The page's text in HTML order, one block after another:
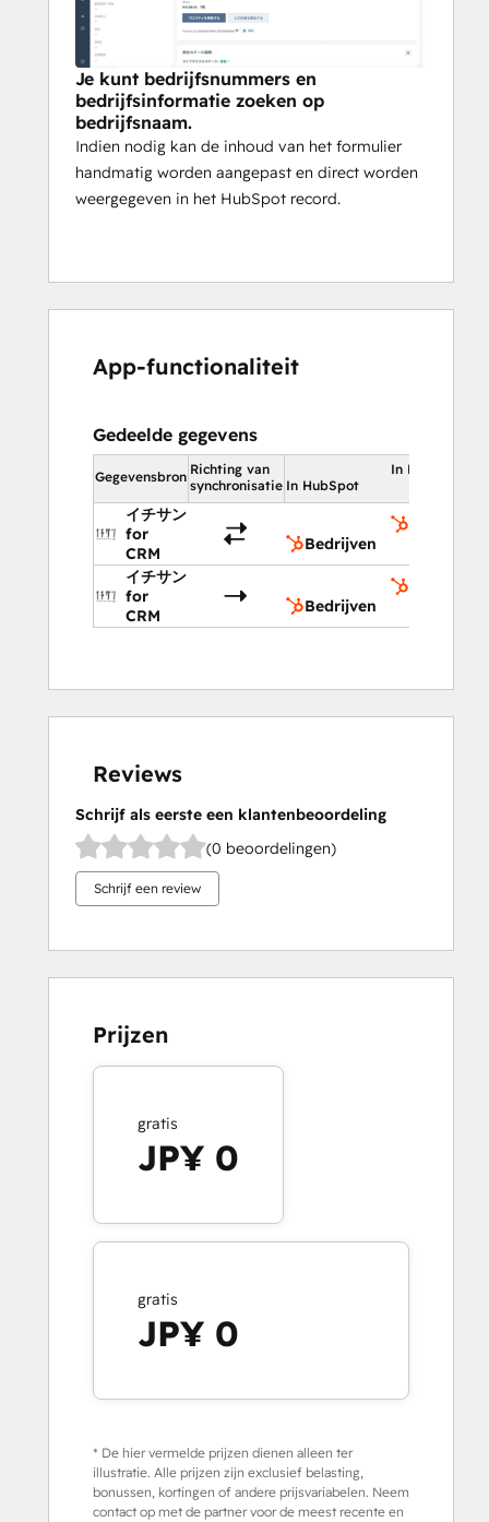
Je kunt bedrijfsnummers en
bedrijfsinformatie zoeken op
bedrijfsnaam.
Indien nodig kan de inhoud van het formulier
handmatig worden aangepast en direct worden
weergegeven in het HubSpot record.
App-functionaliteit
Gedeelde gegevens
Gegevensbron Richting van
synchronisatie
In HubSpot
In HubSpot
イチサン
for
CRM
Bedrijven
イチサン
for
CRM
Bedrijven
Reviews
Schrijf als eerste een klantenbeoordeling
(0 beoordelingen)
Schrijf een review
Prijzen
gratis
JP¥ 0
gratis
JP¥ 0
* De hier vermelde prijzen dienen alleen ter
illustratie. Alle prijzen zijn exclusief belasting,
bonussen, kortingen of andere prijsvariabelen. Neem
contact op met de partner voor de meest recente en